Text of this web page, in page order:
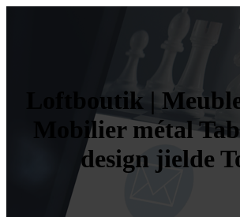
Loftboutik |
Mobilier métal
design jielde